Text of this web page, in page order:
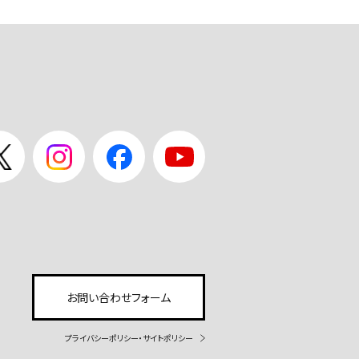
お問い合わせフォーム
プライバシーポリシー・サイトポリシー